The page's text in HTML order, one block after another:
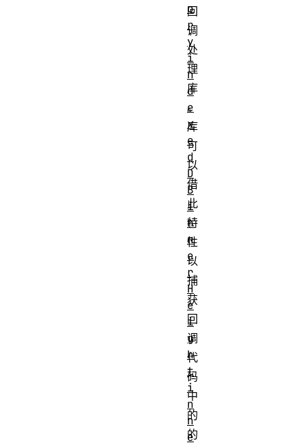
回
调
处
理
库
。
库
可
以
借
此
特
性
以
捕
获
回
调
代
码
中
的
的
o
r
y
i
n
d
e
x
e
d
D
B
i
n
n
e
r
H
e
i
g
h
t
i
n
n
e